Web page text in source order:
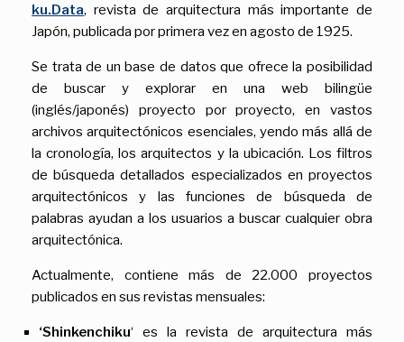
ku.Data, revista de arquitectura más importante de
Japón, publicada por primera vez en agosto de 1925.
Se trata de un base de datos que ofrece la posibilidad
de buscar y explorar en una web bilingüe
(inglés/japonés) proyecto por proyecto, en vastos
archivos arquitectónicos esenciales, yendo más allá de
la cronología, los arquitectos y la ubicación. Los filtros
de búsqueda detallados especializados en proyectos
arquitectónicos y las funciones de búsqueda de
palabras ayudan a los usuarios a buscar cualquier obra
arquitectónica.
Actualmente, contiene más de 22.000 proyectos
publicados en sus revistas mensuales:
‘Shinkenchiku‘ es la revista de arquitectura más